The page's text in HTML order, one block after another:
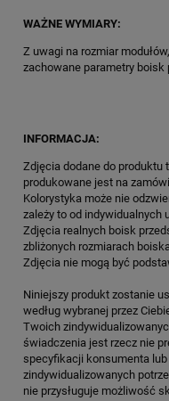
WAŻNE WYMIARY:
Z uwagi na rozmiar
zachowane parametry boisk
INFORMACJA:
Zdjęcia dodane do produktu
produkowane jest na
Kolorystyka może nie
zależy to od indywidualnych
Zdjęcia realnych boisk
zbliżonych rozmiarach
Zdjęcia nie mogą być
Niniejszy produkt zostanie
według wybranej przez
Twoich
świadczenia jest rzecz nie
specyfikacji konsumenta
zindywidualizowanych
nie przysługuje możliwość